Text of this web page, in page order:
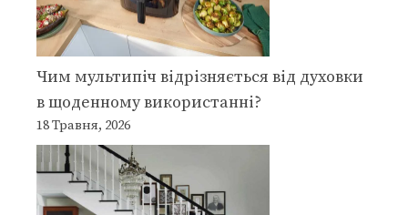
Чим мультипіч відрізняється від духовки
в щоденному використанні?
18 Травня, 2026